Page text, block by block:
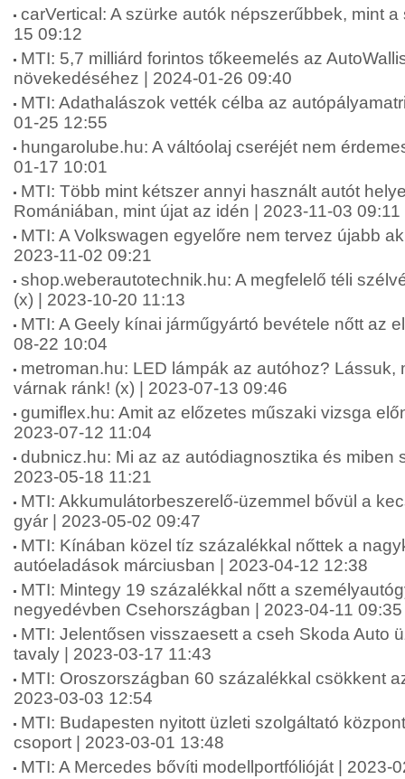
carVertical: A szürke autók népszerűbbek, mint
15 09:12
MTI: 5,7 milliárd forintos tőkeemelés az
növekedéséhez | 2024-01-26 09:40
MTI: Adathalászok vették célba az
01-25 12:55
hungarolube.hu: A váltóolaj cseréjét nem
01-17 10:01
MTI: Több mint kétszer annyi használt autót
Romániában, mint újat az idén | 2023-11-03 09:11
MTI: A Volkswagen egyelőre nem tervez újabb
2023-11-02 09:21
shop.weberautotechnik.hu: A megfelelő téli
(x) | 2023-10-20 11:13
MTI: A Geely kínai járműgyártó bevétele nőtt az
08-22 10:04
metroman.hu: LED lámpák az autóhoz? Lássuk,
várnak ránk! (x) | 2023-07-13 09:46
gumiflex.hu: Amit az előzetes műszaki vizsga
2023-07-12 11:04
dubnicz.hu: Mi az az autódiagnosztika és miben
2023-05-18 11:21
MTI: Akkumulátorbeszerelő-üzemmel bővül a
gyár | 2023-05-02 09:47
MTI: Kínában közel tíz százalékkal nőttek a
autóeladások márciusban | 2023-04-12 12:38
MTI: Mintegy 19 százalékkal nőtt a
negyedévben Csehországban | 2023-04-11 09:35
MTI: Jelentősen visszaesett a cseh Skoda Auto
tavaly | 2023-03-17 11:43
MTI: Oroszországban 60 százalékkal csökkent
2023-03-03 12:54
MTI: Budapesten nyitott üzleti szolgáltató
csoport | 2023-03-01 13:48
MTI: A Mercedes bővíti modellportfólióját | 2023-